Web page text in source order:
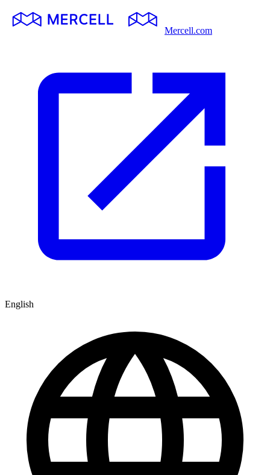
Mercell.com
English